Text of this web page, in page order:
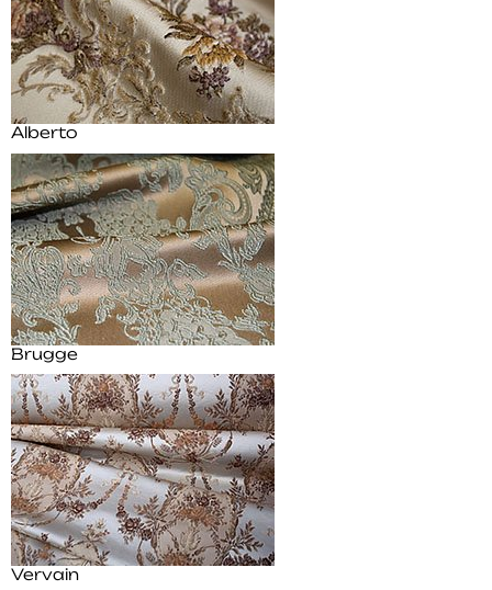
Alberto
Brugge
Vervain